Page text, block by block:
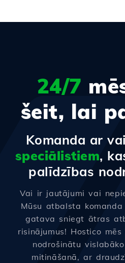
24/7
šeit, lai
Komanda ar
speciālistiem,
palīdzības
Vai ir jautājumi vai
Mūsu atbalsta
gatava sniegt ātras
risinājumus! Hostico
nodrošinātu
mitināšanā, ar